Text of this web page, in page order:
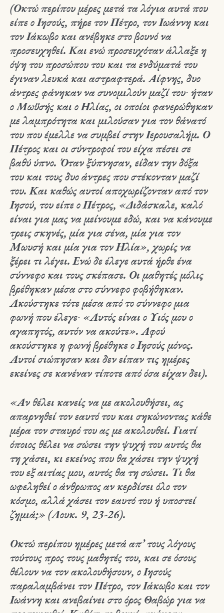
(Οκτώ περίπου μέρες μετά τα λόγια αυτά που
είπε ο Ιησούς, πήρε τον Πέτρο, τον Ιωάννη και
τον Ιάκωβο και ανέβηκε στο βουνό να
προσευχηθεί. Και ενώ προσευχόταν άλλαξε η
όψη του προσώπου του και τα ενδύματά του
έγιναν λευκά και αστραφτερά. Αίφνης, δυο
άντρες φάνηκαν να συνομιλούν μαζί του∙ ήταν
ο Μωϋσής και ο Ηλίας, οι οποίοι φανερώθηκαν
με λαμπρότητα και μιλούσαν για τον θάνατό
του που έμελλε να συμβεί στην Ιερουσαλήμ. Ο
Πέτρος και οι σύντροφοί του είχα πέσει σε
βαθύ ύπνο. Όταν ξύπνησαν, είδαν την δόξα
του και τους δυο άντρες που στέκονταν μαζί
του. Και καθώς αυτοί αποχωρίζονταν από τον
Ιησού, του είπε ο Πέτρος, «Διδάσκαλε, καλό
είναι για μας να μείνουμε εδώ, και να κάνουμε
τρεις σκηνές, μία για σένα, μία για τον
Μωυσή και μία για τον Ηλία», χωρίς να
ξέρει τι λέγει. Ενώ δε έλεγε αυτά ήρθε ένα
σύννεφο και τους σκέπασε. Οι μαθητές μόλις
βρέθηκαν μέσα στο σύννεφο φοβήθηκαν.
Ακούστηκε τότε μέσα από το σύννεφο μια
φωνή που έλεγε∙ «Αυτός είναι ο Υιός μου ο
αγαπητός, αυτόν να ακούτε». Αφού
ακούστηκε η φωνή βρέθηκε ο Ιησούς μόνος.
Αυτοί σιώπησαν και δεν είπαν τις ημέρες
εκείνες σε κανέναν τίποτε από όσα είχαν δει).
«Αν θέλει κανείς να με ακολουθήσει, ας
απαρνηθεί τον εαυτό του και σηκώνοντας κάθε
μέρα τον σταυρό του ας με ακολουθεί. Γιατί
όποιος θέλει να σώσει την ψυχή του αυτός θα
τη χάσει, κι εκείνος που θα χάσει την ψυχή
του εξ αιτίας μου, αυτός θα τη σώσει. Τι θα
ωφεληθεί ο άνθρωπος αν κερδίσει όλο τον
κόσμο, αλλά χάσει τον εαυτό του ή υποστεί
ζημιά;» (Λουκ. 9, 23-26).
Οκτώ περίπου ημέρες μετά απ’ τους λόγους
τούτους προς τους μαθητές του, και σε όσους
θέλουν να τον ακολουθήσουν, ο Ιησούς
παραλαμβάνει τον Πέτρο, τον Ιάκωβο και τον
Ιωάννη και ανεβαίνει στο όρος Θαβώρ για να